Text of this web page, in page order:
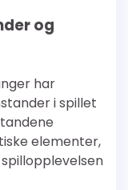
og
har
i spillet
elementer,